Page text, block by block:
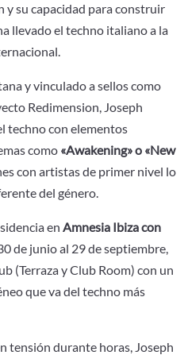
y su capacidad para construir
llevado el techno italiano a la
y vinculado a sellos como
Redimension, Joseph
techno con elementos
como «Awakening» o «New
con artistas de primer nivel lo
del género.
en Amnesia Ibiza con
de junio al 29 de septiembre,
(Terraza y Club Room) con un
que va del techno más
tensión durante horas, Joseph